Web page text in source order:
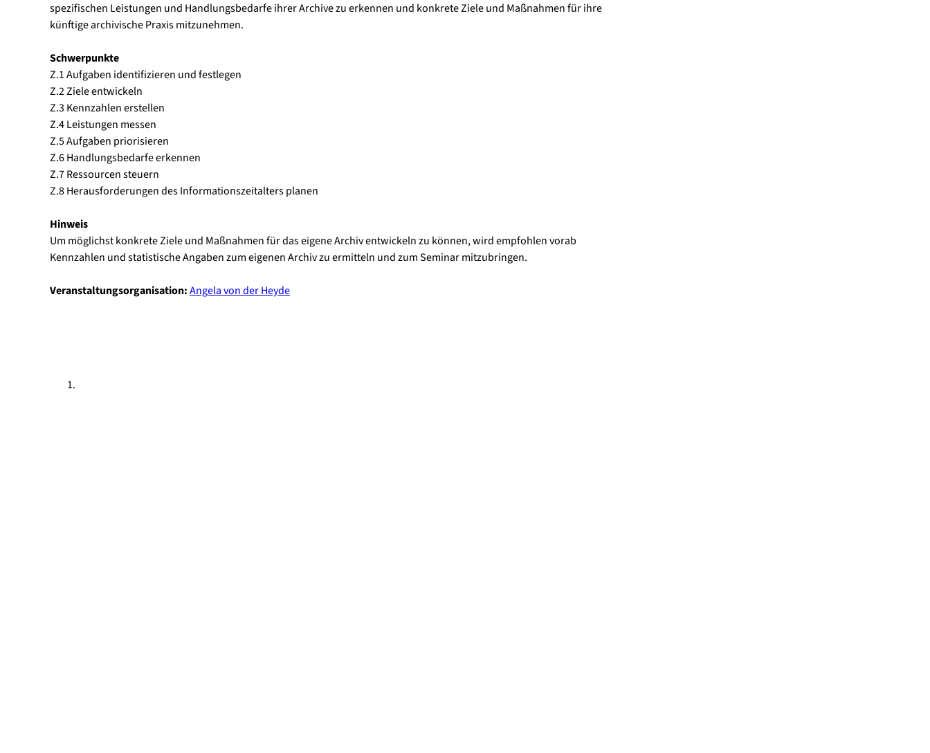
spezifischen Leistungen und Handlungsbedarfe ihrer Archive zu erkennen und konkrete Ziele und Maßnahmen für ihre
künftige archivische Praxis mitzunehmen.
Schwerpunkte
Z.1 Aufgaben identifizieren und festlegen
Z.2 Ziele entwickeln
Z.3 Kennzahlen erstellen
Z.4 Leistungen messen
Z.5 Aufgaben priorisieren
Z.6 Handlungsbedarfe erkennen
Z.7 Ressourcen steuern
Z.8 Herausforderungen des Informationszeitalters planen
Hinweis
Um möglichst konkrete Ziele und Maßnahmen für das eigene Archiv entwickeln zu können, wird empfohlen vorab
Kennzahlen und statistische Angaben zum eigenen Archiv zu ermitteln und zum Seminar mitzubringen.
Veranstaltungsorganisation:Angela von der Heyde